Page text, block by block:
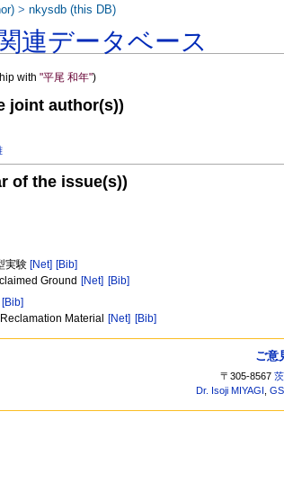
連データベース
with"平尾 和年")
joint author(s))
of the issue(s))
実験 [Net] [Bib]
Ground [Net] [Bib]
[Bib]
Material [Net] [Bib]
>nkysdb (this DB)
ご意
〒305-8567
Dr. Isoji MIYAGI
,